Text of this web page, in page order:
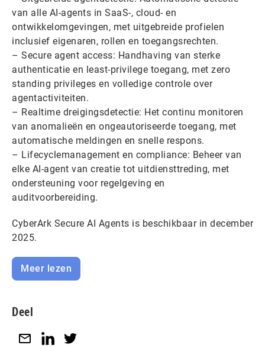
van alle AI-agents in SaaS-, cloud- en
ontwikkelomgevingen, met uitgebreide profielen
inclusief eigenaren, rollen en toegangsrechten.
– Secure agent access: Handhaving van sterke
authenticatie en least-privilege toegang, met zero
standing privileges en volledige controle over
agentactiviteiten.
– Realtime dreigingsdetectie: Het continu monitoren
van anomalieën en ongeautoriseerde toegang, met
automatische meldingen en snelle respons.
– Lifecyclemanagement en compliance: Beheer van
elke AI-agent van creatie tot uitdiensttreding, met
ondersteuning voor regelgeving en
auditvoorbereiding.
CyberArk Secure AI Agents is beschikbaar in december
2025.
Meer lezen
Deel